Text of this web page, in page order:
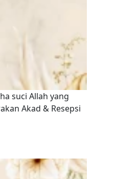
suci Allah yang
Akad & Resepsi